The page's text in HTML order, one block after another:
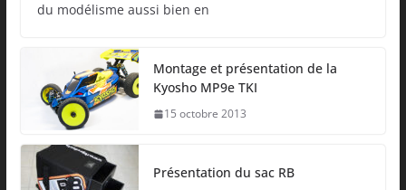
du modélisme aussi bien en
Montage et présentation de la
Kyosho MP9e TKI
15 octobre 2013
Présentation du sac RB